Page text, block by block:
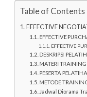
Table of Contents
EFFECTIVE
EFFECTIVE
EFFECTIVE
DESKRIPSI
MATERI TRAINING
PESERTA
METODE
Jadwal Diorama